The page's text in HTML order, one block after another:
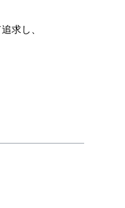
求し、